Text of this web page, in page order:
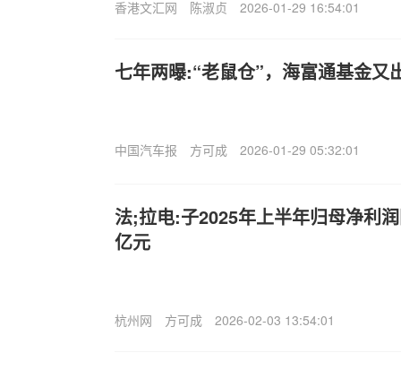
香港文汇网 陈淑贞 2026-01-29 16:54:01
七年两曝:“老鼠仓”，海富通基金又
中国汽车报 方可成 2026-01-29 05:32:01
法;拉电:子2025年上半年归母净利
亿元
杭州网 方可成 2026-02-03 13:54:01